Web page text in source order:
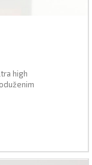
high